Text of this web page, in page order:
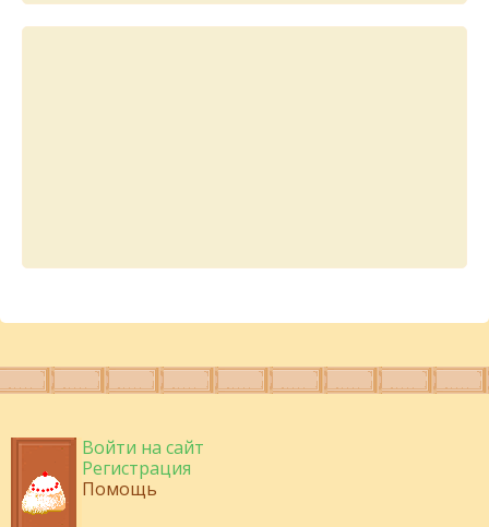
Войти на сайт
Регистрация
Помощь